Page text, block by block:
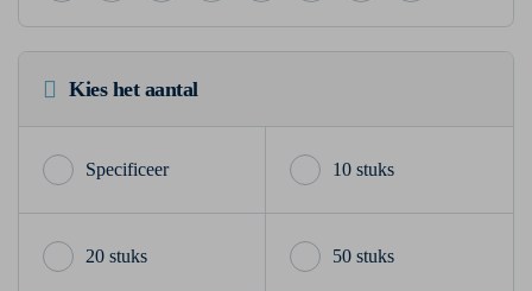
Kies het aantal
10 stuks
20 stuks 50 stuks